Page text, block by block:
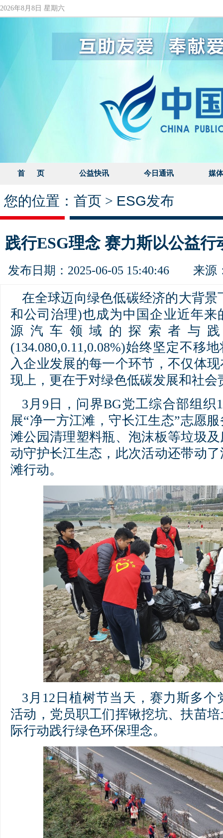
2026年8月8日 星期六
首 页 公益快讯 今日通讯 媒
您的位置： 首页 > ESG发布
践行ESG理念 赛力斯以公益
发布日期：2025-06-05 15:40:46 来源
在全球迈向绿色低碳经济的大背景
和公司治理)也成为中国企业近年来
源汽车领域的探索者与
(134.080,0.11,0.08%)始终坚定不移
入企业发展的每一个环节，不仅体
现上，更在于对绿色低碳发展和社会
3月9日，问界BG党工综合部组织
展“净一方江滩，守长江生态”志愿
滩公园清理塑料瓶、泡沫板等垃圾
动守护长江生态，此次活动还带动
滩行动。
3月12日植树节当天，赛力斯多
活动，党员职工们挥锹挖坑、扶苗
际行动践行绿色环保理念。